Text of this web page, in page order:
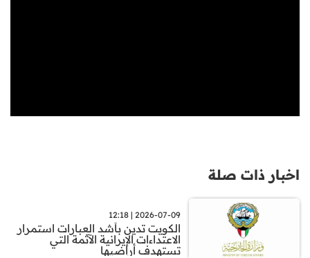
اخبار ذات صلة
2026-07-09 | 12:18
الكويت تدين بأشد العبارات استمرار
الاعتداءات الإيرانية الآثمة التي
تستهدف أراضيها